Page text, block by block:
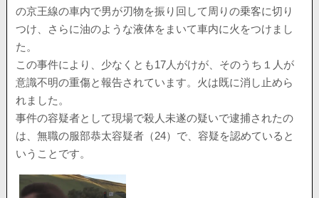
の京王線の車内で男が刃物を振り回して周りの乗客に切り
つけ、さらに油のような液体をまいて車内に火をつけまし
た。
この事件により、少なくとも17人がけが、そのうち１人が
意識不明の重傷と報告されています。火は既に消し止めら
れました。
事件の容疑者として現場で殺人未遂の疑いで逮捕されたの
は、無職の服部恭太容疑者（24）で、容疑を認めていると
いうことです。